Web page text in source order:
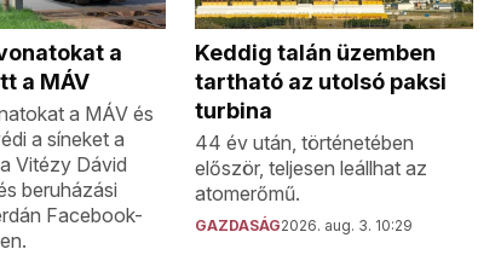
a
a MÁV
a MÁV és
a síneket a
Vitézy Dávid
beruházási
Facebook-
Keddig talán üzemben
tartható az utolsó paksi
turbina
44 év után, történetében
először, teljesen leállhat az
atomerőmű.
GAZDASÁG2026. aug. 3. 10:29